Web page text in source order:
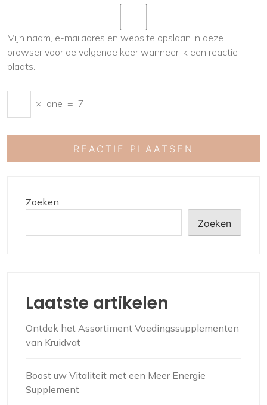
Mijn naam, e-mailadres en website opslaan in deze
browser voor de volgende keer wanneer ik een reactie
plaats.
× one = 7
Zoeken
Zoeken
Laatste artikelen
Ontdek het Assortiment Voedingssupplementen
van Kruidvat
Boost uw Vitaliteit met een Meer Energie
Supplement